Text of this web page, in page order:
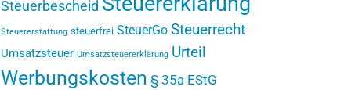
Steuerbescheid
Steuererstattung steuerfrei SteuerGo Steuerrecht
Umsatzsteuer Umsatzsteuererklärung Urteil
Werbungskosten § 35a EStG